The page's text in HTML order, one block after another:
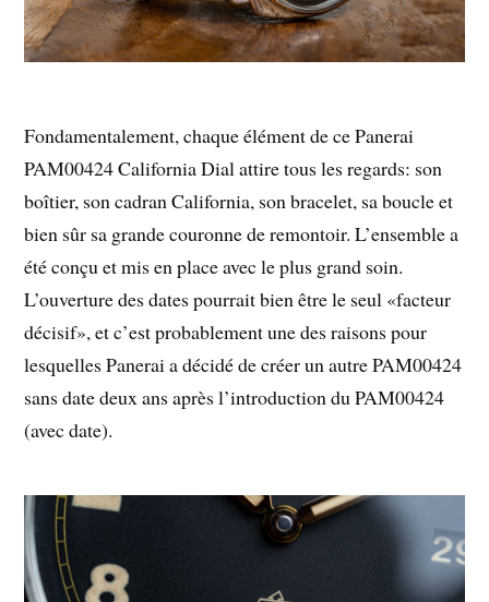
Fondamentalement, chaque élément de ce Panerai
PAM00424 California Dial attire tous les regards: son
boîtier, son cadran California, son bracelet, sa boucle et
bien sûr sa grande couronne de remontoir. L’ensemble a
été conçu et mis en place avec le plus grand soin.
L’ouverture des dates pourrait bien être le seul «facteur
décisif», et c’est probablement une des raisons pour
lesquelles Panerai a décidé de créer un autre PAM00424
sans date deux ans après l’introduction du PAM00424
(avec date).